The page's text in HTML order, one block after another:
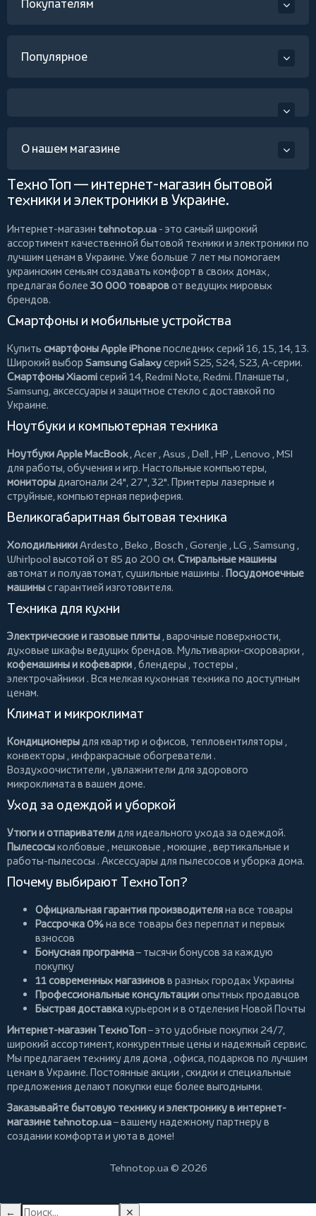
Покупателям
Популярное
О нашем магазине
ТехноТоп — интернет-магазин бытовой
техники и электроники в Украине.
Интернет-магазин tehnotop.ua - это самый широкий
ассортимент качественной бытовой техники и электроники по
лучшим ценам в Украине. Уже больше 7 лет мы помогаем
украинским семьям создавать комфорт в своих домах,
предлагая более 30 000 товаровот ведущих мировых
брендов.
Смартфоны и мобильные устройства
Купить смартфоны Apple iPhoneпоследних серий 16, 15, 14, 13.
Широкий выбор Samsung Galaxyсерий S25, S24, S23, A-серии.
Смартфоны Xiaomiсерий 14, Redmi Note, Redmi. Планшеты ,
Samsung, аксессуары и защитное стекло с доставкой по
Украине.
Ноутбуки и компьютерная техника
Ноутбуки Apple MacBook,Acer ,Asus ,Dell ,HP ,Lenovo ,MSI
для работы, обучения и игр. Настольные компьютеры,
мониторыдиагонали 24", 27", 32". Принтеры лазерные и
струйные, компьютерная периферия.
Великогабаритная бытовая техника
ХолодильникиArdesto ,Beko ,Bosch ,Gorenje ,LG ,Samsung ,
Whirlpool высотой от 85 до 200 см. Стиральные машины
автомат и полуавтомат,сушильные машины . Посудомоечные
машиныс гарантией изготовителя.
Техника для кухни
Электрические и газовые плиты , варочные поверхности,
духовые шкафы ведущих брендов. Мультиварки-скороварки ,
кофемашины и кофеварки ,блендеры , тостеры ,
электрочайники . Вся мелкая кухонная техника по доступным
ценам.
Климат и микроклимат
Кондиционерыдля квартир и офисов, тепловентиляторы ,
конвекторы ,инфракрасные обогреватели .
Воздухоочистители , увлажнители для здорового
микроклимата в вашем доме.
Уход за одеждой и уборкой
Утюги и отпаривателидля идеального ухода за одеждой.
Пылесосыколбовые ,мешковые ,моющие ,вертикальные и
работы-пылесосы . Аксессуары для пылесосов и уборка дома.
Почему выбирают ТехноТоп?
Официальная гарантия производителяна все товары
Рассрочка 0%на все товары без переплат и первых
взносов
Бонусная программа– тысячи бонусов за каждую
покупку
11 современных магазиновв разных городах Украины
Профессиональные консультацииопытных продавцов
Быстрая доставкакурьером и в отделения Новой Почты
Интернет-магазин ТехноТоп– это удобные покупки 24/7,
широкий ассортимент, конкурентные цены и надежный сервис.
Мы предлагаем технику для дома , офиса, подарков по лучшим
ценам в Украине. Постоянные акции , скидки и специальные
предложения делают покупки еще более выгодными.
Заказывайте бытовую технику и электронику в интернет-
магазине tehnotop.ua– вашему надежному партнеру в
создании комфорта и уюта в доме!
Tehnotop.ua © 2026
← ✕